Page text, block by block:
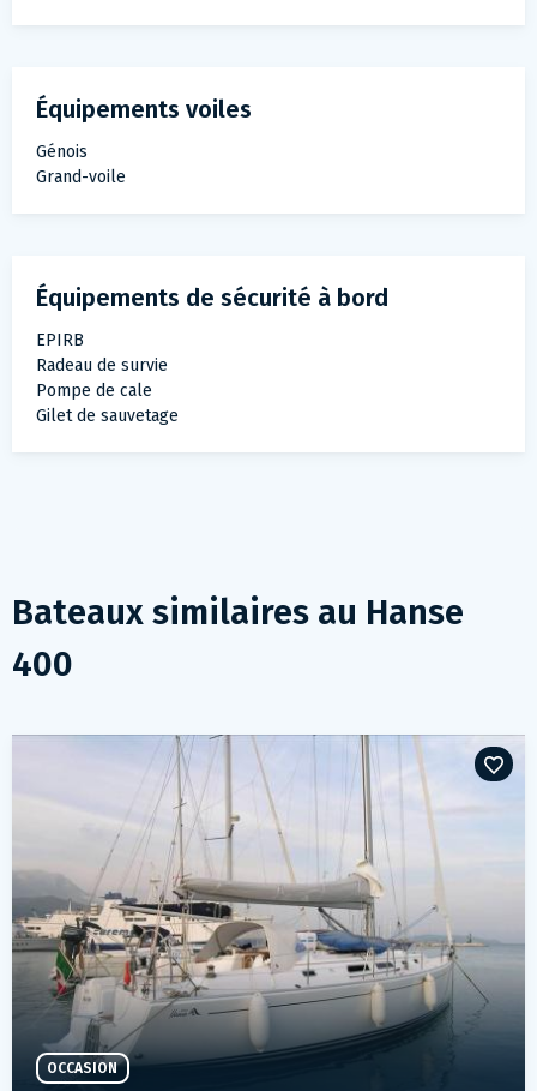
Équipements voiles
Génois
Grand-voile
Équipements de sécurité à bord
EPIRB
Radeau de survie
Pompe de cale
Gilet de sauvetage
Bateaux similaires au Hanse
400
OCCASION